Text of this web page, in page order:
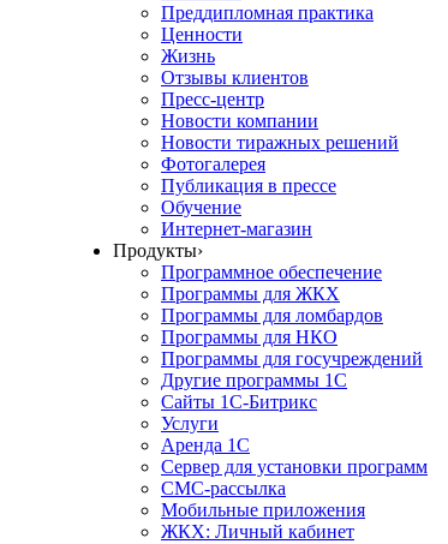
Преддипломная практика
Ценности
Жизнь
Отзывы клиентов
Пресс-центр
Новости компании
Новости тиражных решений
Фотогалерея
Публикация в прессе
Обучение
Интернет-магазин
Продукты›
Программное обеспечение
Программы для ЖКХ
Программы для ломбардов
Программы для НКО
Программы для госучреждений
Другие программы 1С
Сайты 1С-Битрикс
Услуги
Аренда 1С
Сервер для установки программ
СМС-рассылка
Мобильные приложения
ЖКХ: Личный кабинет